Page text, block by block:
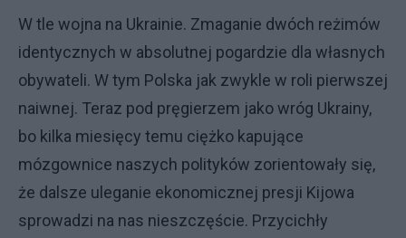
W tle wojna na Ukrainie. Zmaganie dwóch reżimów
identycznych w absolutnej pogardzie dla własnych
obywateli. W tym Polska jak zwykle w roli pierwszej
naiwnej. Teraz pod pręgierzem jako wróg Ukrainy,
bo kilka miesięcy temu ciężko kapujące
mózgownice naszych polityków zorientowały się,
że dalsze uleganie ekonomicznej presji Kijowa
sprowadzi na nas nieszczęście. Przycichły